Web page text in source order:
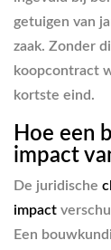
getuigen van
zaak. Zonder
koopcontract
kortste eind.
Hoe een
impact
De juridische
impact
Een